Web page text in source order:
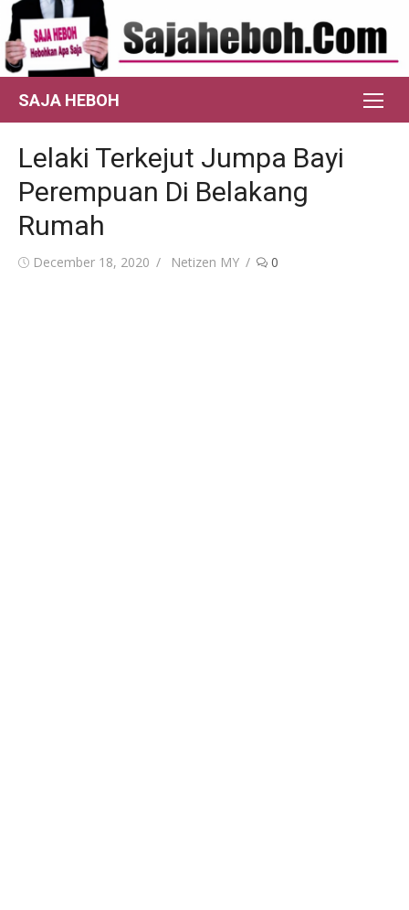
Skip
to
content
SAJA HEBOH
Lelaki Terkejut Jumpa Bayi
Perempuan Di Belakang
Rumah
Posted
December 18, 2020 Author
Netizen MY 0